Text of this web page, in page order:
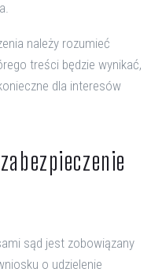
należy rozumieć
treści będzie wynikać,
dla interesów
sąd jest zobowiązany
o udzielenie